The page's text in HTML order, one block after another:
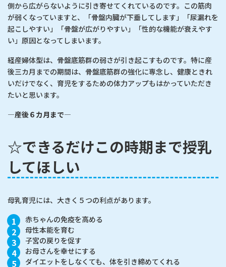
側から広がらないように引き寄せてくれているのです。この筋肉
が弱くなっていますと、「骨盤内臓が下垂してします」「尿漏れを
起こしやすい」「骨盤が広がりやすい」「性的な機能が衰えやす
い」原因となってしまいます。
経産婦体型は、骨盤底筋群の弱さが引き起こすものです。特に産
後三カ月までの期間は、骨盤底筋群の強化に専念し、健康ときれ
いだけでなく、育児をするための体力アップもはかっていただき
たいと思います。
―産後６カ月まで―
☆できるだけこの時期まで授乳
してほしい
母乳育児には、大きく５つの利点があります。
赤ちゃんの免疫を高める
母性本能を育む
子宮の戻りを促す
お母さんを幸せにする
ダイエットをしなくても、体を引き締めてくれる